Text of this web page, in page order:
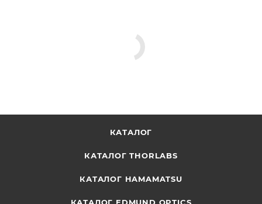
КАТАЛОГ
КАТАЛОГ THORLABS
КАТАЛОГ HAMAMATSU